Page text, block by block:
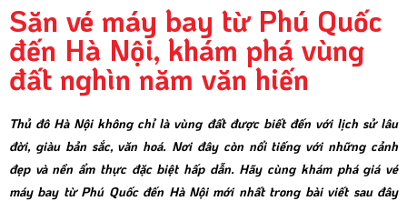
Săn vé máy bay từ Phú Quốc
đến Hà Nội, khám phá vùng
đất nghìn năm văn hiến
Thủ đô Hà Nội không chỉ là vùng đất được biết đến với lịch sử lâu
đời, giàu bản sắc, văn hoá. Nơi đây còn nổi tiếng với những cảnh
đẹp và nền ẩm thực đặc biệt hấp dẫn. Hãy cùng khám phá giá vé
máy bay từ Phú Quốc đến Hà Nội mới nhất trong bài viết sau đây